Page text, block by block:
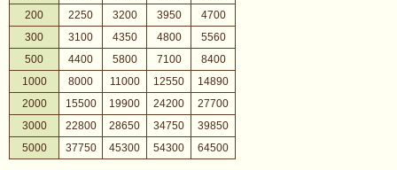
200
2250 3200 3950
4700
300
3100 4350 4800
5560
500
4400 5800 7100
8400
1000
8000 11000 12550
14890
2000
15500 19900 24200
27700
3000
22800 28650 34750
39850
5000
37750 45300 54300 64500